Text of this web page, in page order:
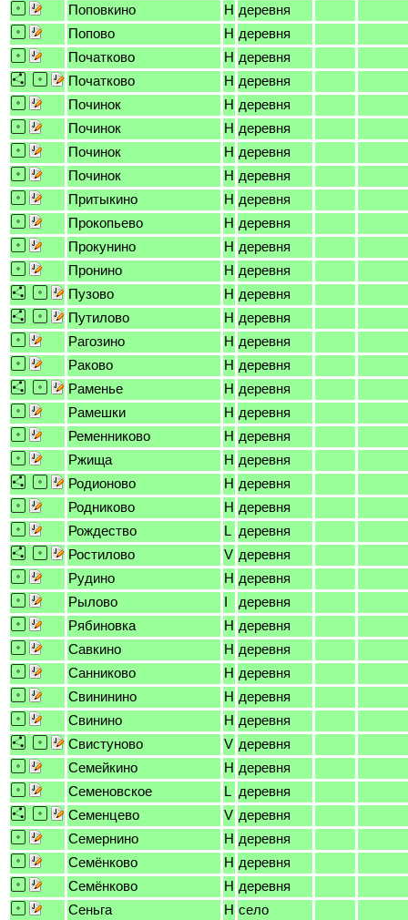
Поповкино
H деревня
Попово
H деревня
Початково
H деревня
Початково
H деревня
Починок
H деревня
Починок
H деревня
Починок
H деревня
Починок
H деревня
Притыкино
H деревня
Прокопьево
H деревня
Прокунино
H деревня
Пронино
H деревня
Пузово
H деревня
Путилово
H деревня
Рагозино
H деревня
Раково
H деревня
Раменье
H деревня
Рамешки
H деревня
Ременниково
H деревня
Ржища
H деревня
Родионово
H деревня
Родниково
H деревня
Рождество
L деревня
Ростилово
V деревня
Рудино
H деревня
Рылово
I
деревня
Рябиновка
H деревня
Савкино
H деревня
Санниково
H деревня
Свининино
H деревня
Свинино
H деревня
Свистуново
V деревня
Семейкино
H деревня
Семеновское
L деревня
Семенцево
V деревня
Семернино
H деревня
Семёнково
H деревня
Семёнково
H деревня
Сеньга
H село